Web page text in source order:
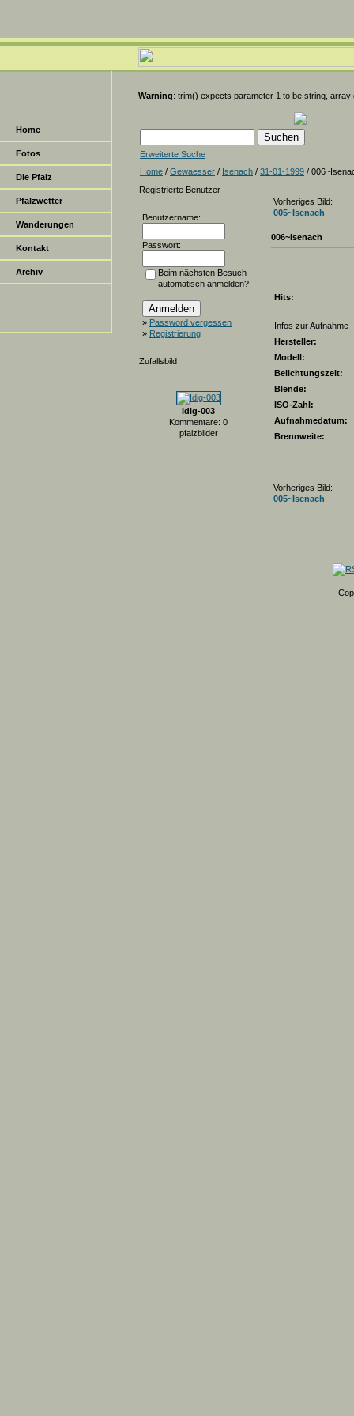
Home
Fotos
Die Pfalz
Pfalzwetter
Wanderungen
Kontakt
Archiv
Warning: trim() expects parameter 1 to be string,
Erweiterte Suche
Home / Gewaesser / Isenach / 31-01-1999 /
Registrierte Benutzer
Benutzername:
Passwort:
Beim nächsten Besuch
automatisch anmelden?
» Password vergessen
» Registrierung
Zufallsbild
Idig-003
Kommentare: 0
pfalzbilder
Vorheriges Bild:
005~Isenach
006~Isenach
Hits:
Infos zur Aufnahme
Hersteller:
Modell:
Belichtungszeit:
Blende:
ISO-Zahl:
Aufnahmedatum:
Brennweite:
Vorheriges Bild:
005~Isenach